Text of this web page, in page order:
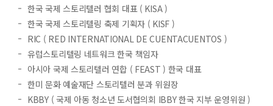
한국 국제 스토리텔러 협회 대표 ( KISA )
한국 국제 스토리텔링 축제 기획자 ( KISF )
RIC ( RED INTERNATIONAL DE CUENTACUENTOS )
유럽스토리텔링 네트워크 한국 책임자
아시아 국제 스토리텔러 연합 ( FEAST ) 한국 대표
한미 문화 예술재단 스토리텔러 분과 위원장
KBBY ( 국제 아동 청소년 도서협의회 IBBY 한국 지부 운영위원 )